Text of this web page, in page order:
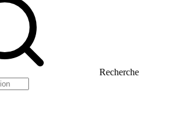
Recherche